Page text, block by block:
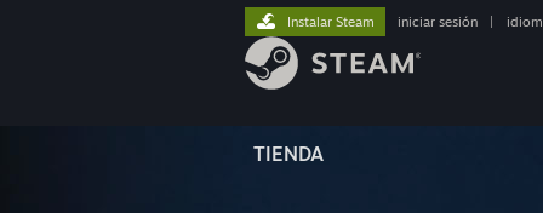
TIENDA
Instalar Steam iniciar sesión